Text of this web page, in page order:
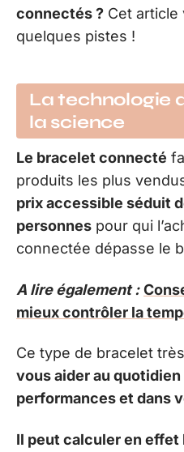
connectés ? Cet article
quelques pistes !
La technologie
la science
Le bracelet connecté
produits les plus
prix accessible séduit
personnes pour qui
connectée dépasse le
A lire également :
mieux contrôler la
Ce type de bracelet
vous aider au quotidien
performances et dans
Il peut calculer en effet